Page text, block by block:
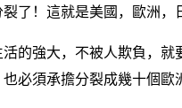
了！這就是美國，歐洲，
的強大，不被人欺負，就
必須承擔分裂成幾十個歐